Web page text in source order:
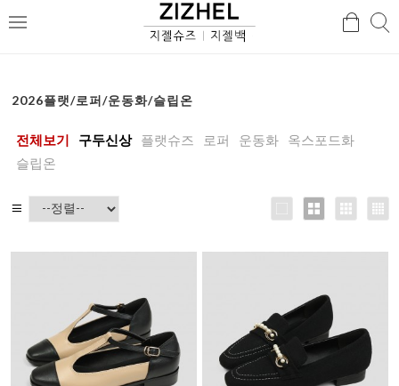
메
검
2026플랫/로퍼/운동화/슬립온
전체보기 구두신상 플랫슈즈 로퍼 운동화
옥스포드화
슬립온